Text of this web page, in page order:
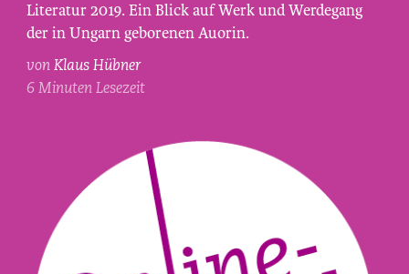
Maurice
Haas.
Literatur 2019. Ein Blick auf Werk und Werdegang
der in Ungarn geborenen Auorin.
vonKlaus Hübner
6 Minuten Lesezeit